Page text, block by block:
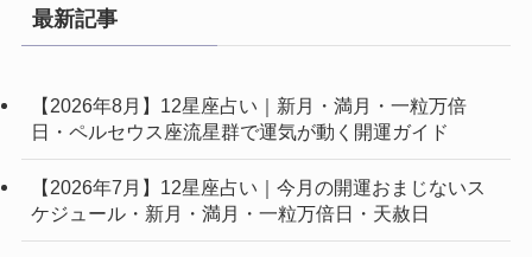
最新記事
【2026年8月】12星座占い｜新月・満月・一粒万倍
日・ペルセウス座流星群で運気が動く開運ガイド
【2026年7月】12星座占い｜今月の開運おまじないス
ケジュール・新月・満月・一粒万倍日・天赦日